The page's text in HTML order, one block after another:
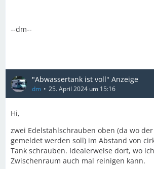
--dm--
"Abwassertank ist voll" Anzeige
dm 25. April 2024 um 15:16
Hi,
zwei Edelstahlschrauben oben (da wo
gemeldet werden soll) im Abstand von
Tank schrauben. Idealerweise dort, wo
Zwischenraum auch mal reinigen kann.